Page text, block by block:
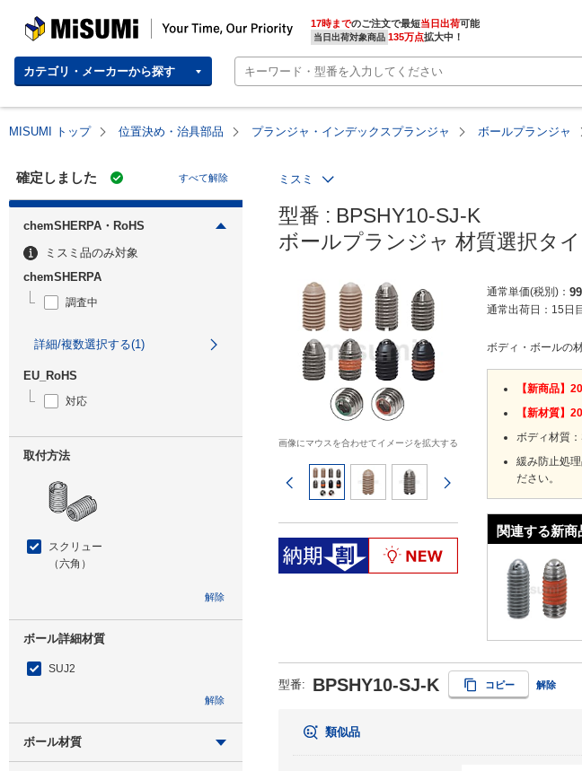
MISUMI | Your Time, Our Priority 17時までのご注文で最短当日出荷
当日出荷対象商品 135万点拡大中！
カテゴリ・メーカーから探す
MISUMI トップ 位置決め・治具部品 プランジャ・インデックスプランジャ ボールプランジャ
確定しました すべて解除
chemSHERPA・RoHS
ミスミ品のみ対象
chemSHERPA
調査中
詳細/複数選択する(1)
EU_RoHS
対応
取付方法
スクリュー
（六角）
解除
ボール詳細材質
SUJ2
解除
ボール材質
ミスミ
型番 : BPSHY10-SJ-K
ボールプランジャ 材質選択タ
画像にマウスを合わせてイメージを拡大する
前のページ
通常単価(税別)
通常出荷日： 15日目
ボディ・ボールの
【新商品】
【新材質】
ボディ材質
緩み防止処
ださい。
関連する新商
型番: BPSHY10-SJ-K コピー 解除
類似品